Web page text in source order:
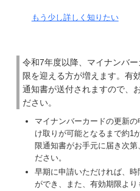
もう少し詳しく知りたい
令和7年度以降、マイナンバ
限を迎える方が増えます。有
通知書が送付されますので、
ださい。
マイナンバーカードの更新
け取りが可能となるまで約1
限通知書がお手元に届き次
ださい。
早期に申請いただければ、
ができ、また、有効期限よ